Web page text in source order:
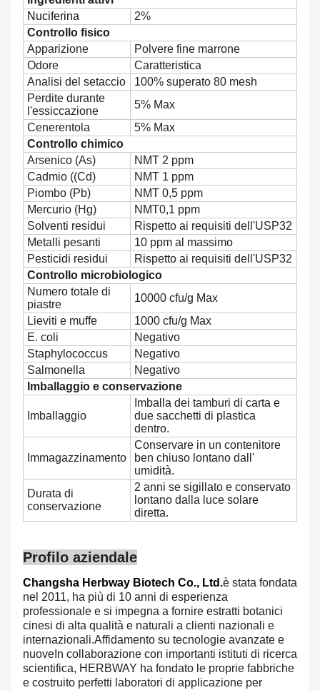
Nuciferina
2%
Controllo fisico
Apparizione
Polvere fine marrone
Odore
Caratteristica
Analisi del setaccio
100% superato 80 mesh
Perdite durante
l'essiccazione
5% Max
Cenerentola
5% Max
Controllo chimico
Arsenico (As)
NMT 2 ppm
Cadmio ((Cd)
NMT 1 ppm
Piombo (Pb)
NMT 0,5 ppm
Mercurio (Hg)
NMT0,1 ppm
Solventi residui
Rispetto ai requisiti dell'USP32
Metalli pesanti
10 ppm al massimo
Pesticidi residui
Rispetto ai requisiti dell'USP32
Controllo microbiologico
Numero totale di
piastre
10000 cfu/g Max
Lieviti e muffe
1000 cfu/g Max
E. coli
Negativo
Staphylococcus
Negativo
Salmonella
Negativo
Imballaggio e conservazione
Imballaggio
Imballa dei tamburi di carta e
due sacchetti di plastica
dentro.
Immagazzinamento
Conservare in un contenitore
ben chiuso lontano dall'
umidità.
Durata di
conservazione
2 anni se sigillato e conservato
lontano dalla luce solare
diretta.
Profilo aziendale
Changsha Herbway Biotech Co., Ltd.è stata fondata
nel 2011, ha più di 10 anni di esperienza
professionale e si impegna a fornire estratti botanici
cinesi di alta qualità e naturali a clienti nazionali e
internazionali.Affidamento su tecnologie avanzate e
nuoveIn collaborazione con importanti istituti di ricerca
scientifica, HERBWAY ha fondato le proprie fabbriche
e costruito perfetti laboratori di applicazione per